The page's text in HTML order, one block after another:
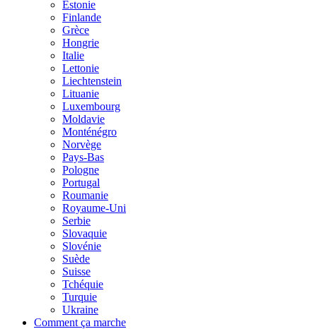
Estonie
Finlande
Grèce
Hongrie
Italie
Lettonie
Liechtenstein
Lituanie
Luxembourg
Moldavie
Monténégro
Norvège
Pays-Bas
Pologne
Portugal
Roumanie
Royaume-Uni
Serbie
Slovaquie
Slovénie
Suède
Suisse
Tchéquie
Turquie
Ukraine
Comment ça marche